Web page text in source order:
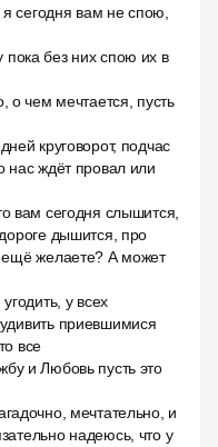
сегодня вам не спою,
без них спою их в
о чем мечтается, пусть
круговорот, подчас
нас ждёт провал или
вам сегодня слышится,
дышится, про
ещё желаете? А может
у всех
приевшимися
все
и Любовь пусть это
мечтательно, и
надеюсь, что у